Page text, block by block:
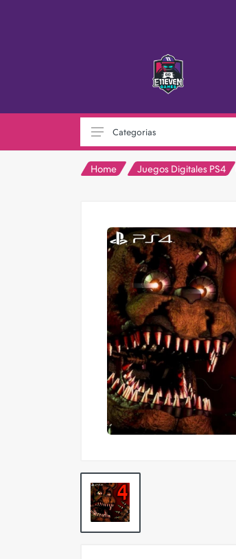
XBOX
Nintendo
Otras consolas
Pokemon TCG
Preventas
SEMINUEVOS
Componentes PC
Gafas Gamer
Notebooks
Perifericos PC
2X1 DIGITALES PS4/PS5
Categorias
Home Juegos Digitales PS4